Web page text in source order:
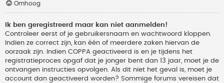
Omhoog
Ik ben geregistreerd maar kan niet aanmelden!
Controleer eerst of je gebruikersnaam en wachtwoord kloppen.
Indien ze correct zijn, kan één of meerdere zaken hiervan de
oorzaak zijn. Indien COPPA geactiveerd is en je tijdens het
registratieproces opgaf dat je jonger bent dan 13 jaar, moet je de
ontvangen instructies opvolgen. Als dit niet het geval is, moet je
account dan geactiveerd worden? Sommige forums vereisen dat